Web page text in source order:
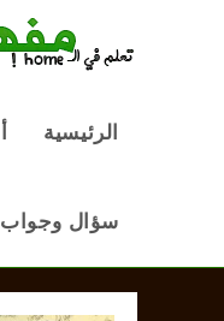
الرئيسية
سؤال وجواب